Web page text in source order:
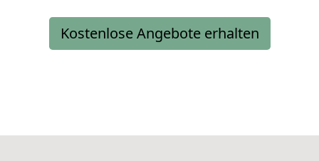
Kostenlose Angebote erhalten